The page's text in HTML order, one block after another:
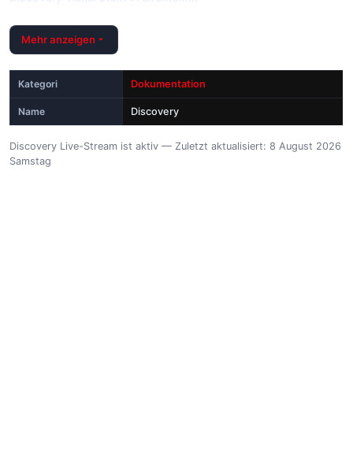
Mehr anzeigen
Kategori Dokumentation
Name Discovery
Discovery Live-Stream ist aktiv — Zuletzt aktualisiert: 8 August 2026
Samstag